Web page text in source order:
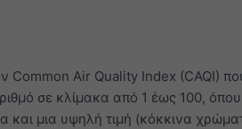
Air Quality Index (CAQI) που
σε κλίμακα από 1 έως 100,
μια υψηλή τιμή (κόκκινα